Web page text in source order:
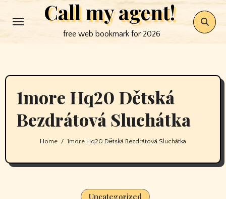
to
Call my agent!
free web bookmark for 2026
1more Hq20 Dětská
Bezdrátová Sluchátka
Home 1more Hq20 Dětská Bezdrátová Sluchátka
Uncategorized